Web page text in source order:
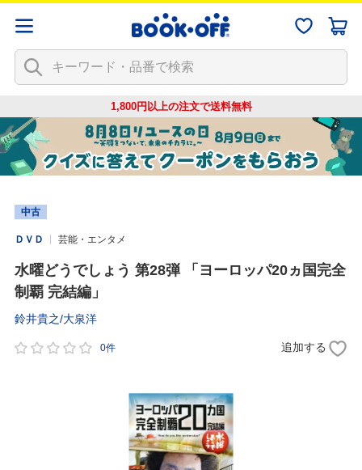
1,800円以上の注文で送料無料
中古
ＤＶＤ 芸能・エンタメ
水曜どうでしょう 第28弾 「ヨーロッパ20ヵ国完全
制覇 完結編」
鈴井貴之/大泉洋
0件 追加する